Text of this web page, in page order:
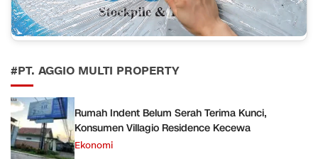
#PT. AGGIO MULTI PROPERTY
Rumah Indent Belum Serah Terima Kunci,
Konsumen Villagio Residence Kecewa
Ekonomi